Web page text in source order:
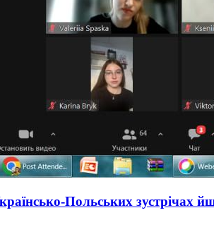
Польських зустрічах